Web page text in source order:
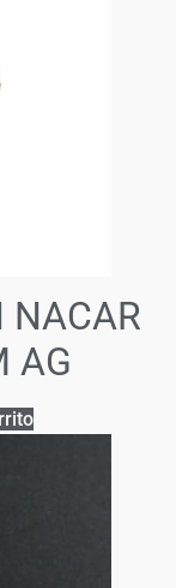
NACAR
AG